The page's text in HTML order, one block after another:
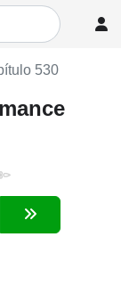
530